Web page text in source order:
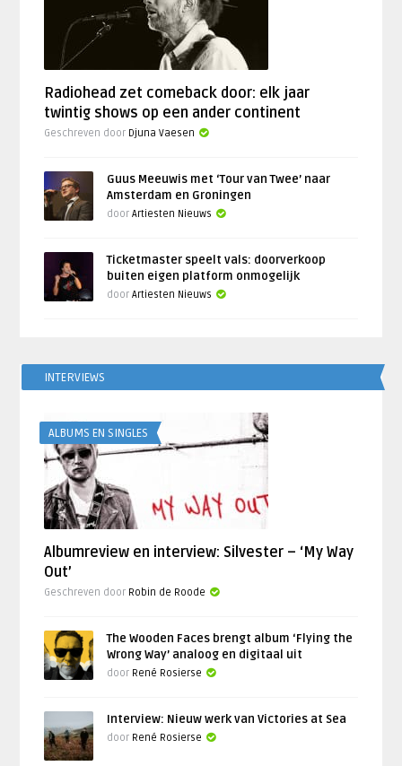
Radiohead zet comeback door: elk jaar
twintig shows op een ander continent
Geschreven door Djuna Vaesen
Guus Meeuwis met ‘Tour van Twee’ naar
Amsterdam en Groningen
doorArtiesten Nieuws
Ticketmaster speelt vals: doorverkoop
buiten eigen platform onmogelijk
doorArtiesten Nieuws
INTERVIEWS
ALBUMS EN SINGLES
Albumreview en interview: Silvester – ‘My Way
Out’
Geschreven door Robin de Roode
The Wooden Faces brengt album ‘Flying the
Wrong Way’ analoog en digitaal uit
door René Rosierse
Interview: Nieuw werk van Victories at Sea
door René Rosierse